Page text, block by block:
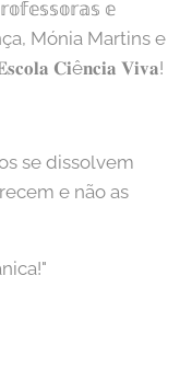
𝕖
Mónia Martins e
𝐂𝐢ê𝐧𝐜𝐢𝐚 𝐕𝐢𝐯𝐚!
se dissolvem
e não as